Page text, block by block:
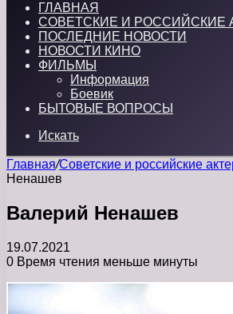
ГЛАВНАЯ
СОВЕТСКИЕ И РОССИЙСКИЕ
ПОСЛЕДНИЕ НОВОСТИ
НОВОСТИ КИНО
ФИЛЬМЫ
Информация
Боевик
БЫТОВЫЕ ВОПРОСЫ
Искать
Главная/Советские и российские
Ненашев
Валерий Ненашев
19.07.2021
0 Время чтения меньше минуты